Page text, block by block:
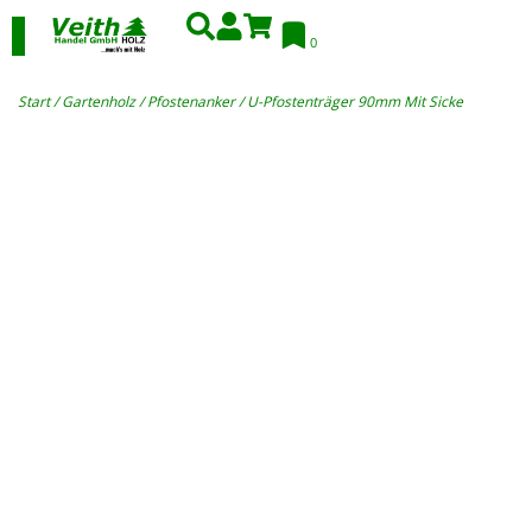
0
Start/Gartenholz/Pfostenanker/ U-Pfostenträger 90mm Mit Sicke